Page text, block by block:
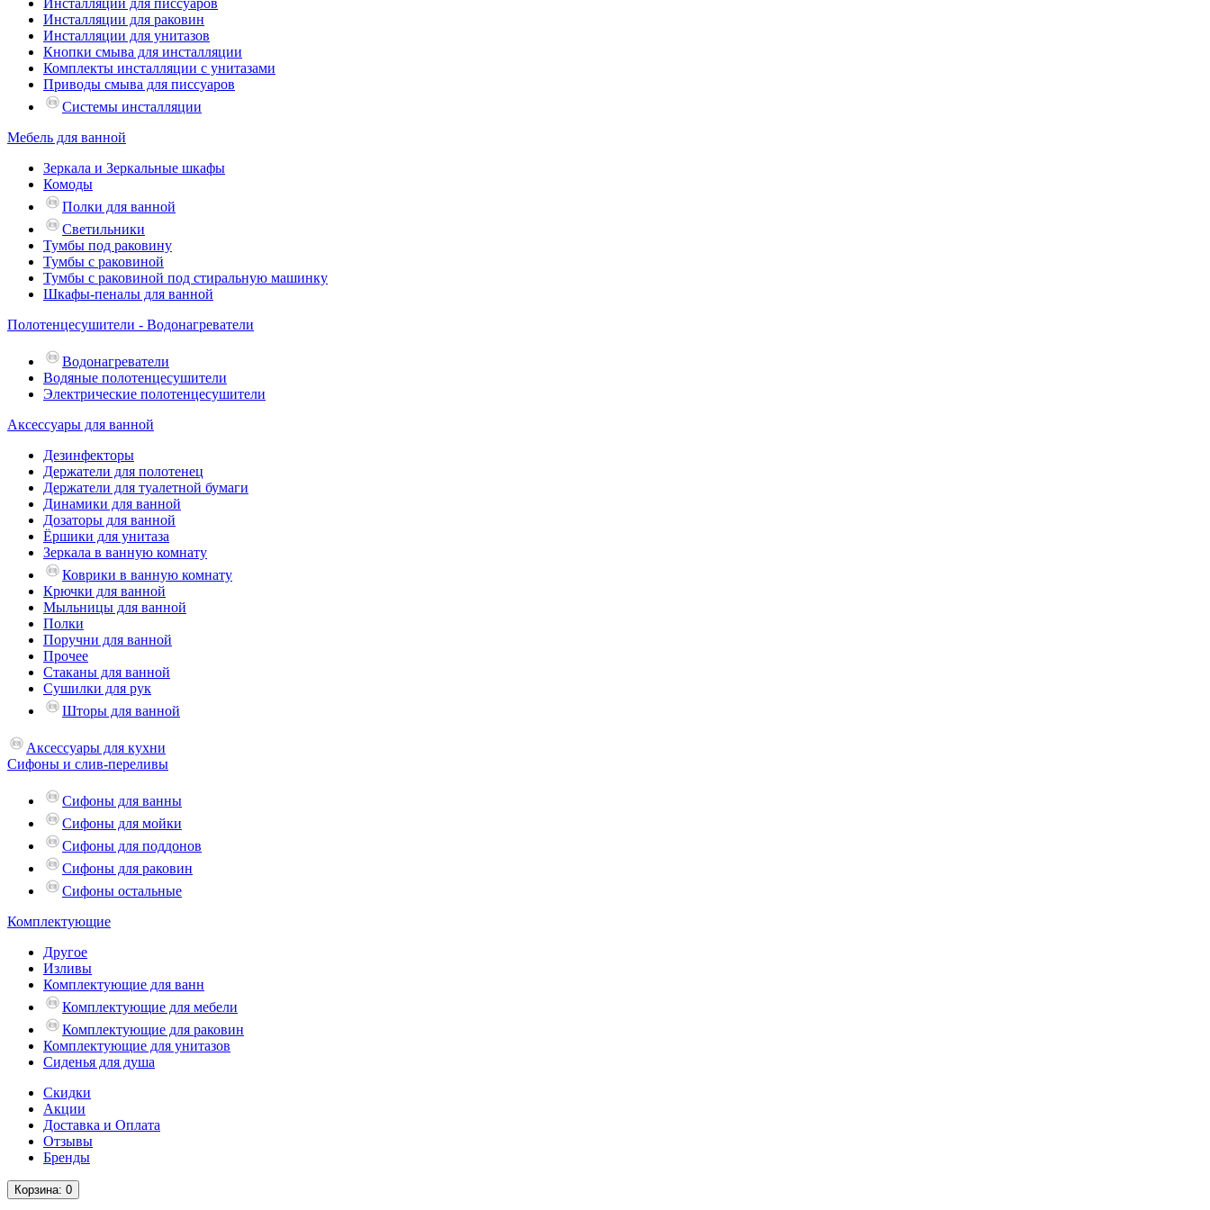
Инсталляции для писсуаров
Инсталляции для раковин
Инсталляции для унитазов
Кнопки смыва для инсталляции
Комплекты инсталляции с унитазами
Приводы смыва для писсуаров
Системы инсталляции
Мебель для ванной
Зеркала и Зеркальные шкафы
Комоды
Полки для ванной
Светильники
Тумбы под раковину
Тумбы с раковиной
Тумбы с раковиной под стиральную машинку
Шкафы-пеналы для ванной
Полотенцесушители - Водонагреватели
Водонагреватели
Водяные полотенцесушители
Электрические полотенцесушители
Аксессуары для ванной
Дезинфекторы
Держатели для полотенец
Держатели для туалетной бумаги
Динамики для ванной
Дозаторы для ванной
Ёршики для унитаза
Зеркала в ванную комнату
Коврики в ванную комнату
Крючки для ванной
Мыльницы для ванной
Полки
Поручни для ванной
Прочее
Стаканы для ванной
Сушилки для рук
Шторы для ванной
Аксессуары для кухни
Сифоны и слив-переливы
Сифоны для ванны
Сифоны для мойки
Сифоны для поддонов
Сифоны для раковин
Сифоны остальные
Комплектующие
Другое
Изливы
Комплектующие для ванн
Комплектующие для мебели
Комплектующие для раковин
Комплектующие для унитазов
Сиденья для душа
Скидки
Акции
Доставка и Оплата
Отзывы
Бренды
Корзина: 0